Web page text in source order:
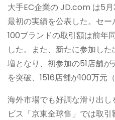
大手EC企業の JD.com は5
最初の実績を公表した。セ
100ブランドの取引額は前年
した。また、新たに参加し
増となり、初参加の51店舗が
を突破、1516店舗が100万元
海外市場でも好調な滑り出
ビス「京東全球售」では取